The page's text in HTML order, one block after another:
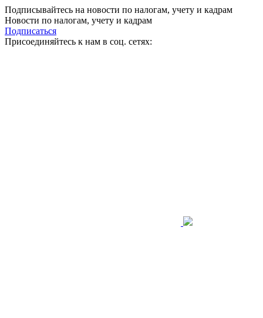
Подписывайтесь на новости по налогам, учету и кадрам
Новости по налогам, учету и кадрам
Подписаться
Присоединяйтесь к нам в соц. сетях: